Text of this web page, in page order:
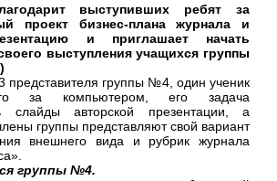
выступивших ребят за
проект бизнес-плана журнала и
и приглашает начать
выступления учащихся группы
представителя группы №4, один ученик
за компьютером, его задача
слайды авторской презентации, а
группы представляют свой вариант
внешнего вида и рубрик журнала
группы №4.